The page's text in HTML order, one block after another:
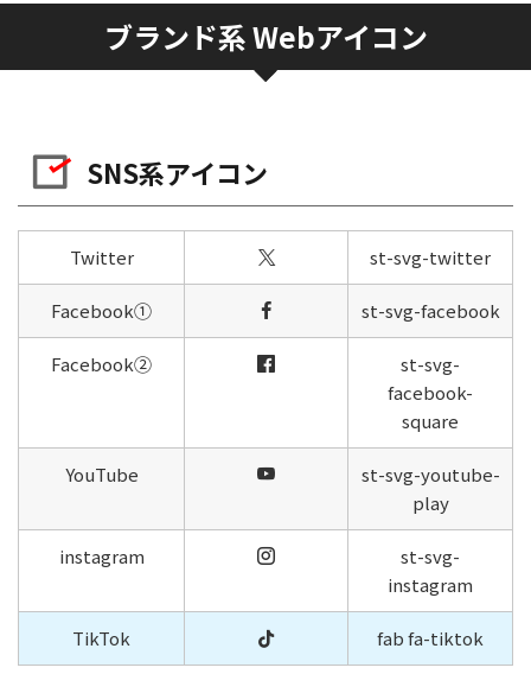
ブランド系 Webアイコン
SNS系アイコン
Twitter st-svg-twitter
Facebook① st-svg-facebook
Facebook②
st-svg-
facebook-
square
YouTube
st-svg-youtube-
play
instagram
st-svg-
instagram
TikTok fab fa-tiktok